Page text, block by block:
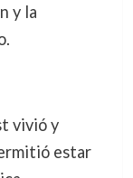
y la
vivió y
estar